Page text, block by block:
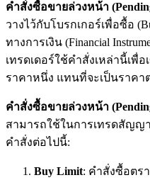
คำสั่งซื้อขายล่วงหน้า (
วางไว้กับโบรกเกอร์เพื่อซื้อ
ทางการเงิน (Financial
เทรดเดอร์ใช้คำสั่งเหล่านี้เพื่
ราคาหนึ่ง แทนที่จะเป็นราคา
คำสั่งซื้อขายล่วงหน้า (
สามารถใช้ในการเทรดสัญญ
คำสั่งต่อไปนี้:
Buy Limit: คำสั่งซื้อตร